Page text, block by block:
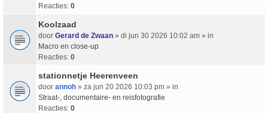
Reacties: 0
Koolzaad
door Gerard de Zwaan » di jun 30 2026 10:02 am » in
Macro en close-up
Reacties: 0
stationnetje Heerenveen
door annoh » za jun 20 2026 10:03 pm » in
Straat-, documentaire- en reisfotografie
Reacties: 0